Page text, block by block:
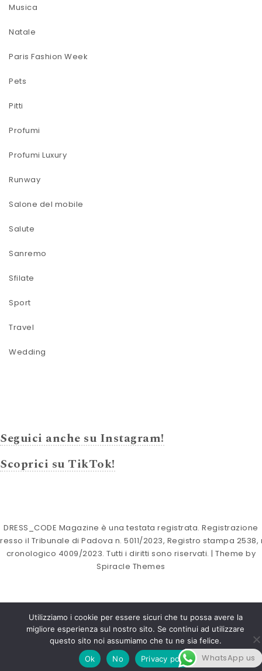
Musica
Natale
Paris Fashion Week
Pets
Pitti
Profumi
Profumi Luxury
Runway
Salone del mobile
Salute
Sanremo
Sfilate
Sport
Travel
Wedding
Seguici anche su Instagram!
Scoprici su TikTok!
DRESS_CODE Magazine è una testata registrata. Registrazione
il Tribunale di Padova n. 5011/2023, Registro stampa 2538,
cronologico 4009/2023. Tutti i diritti sono riservati. | Theme by
Spiracle Themes
WhatsApp us
Utilizziamo i cookie per essere sicuri che tu possa avere la
migliore esperienza sul nostro sito. Se continui ad utilizzare
questo sito noi assumiamo che tu ne sia felice.
Ok
No Privacy policy